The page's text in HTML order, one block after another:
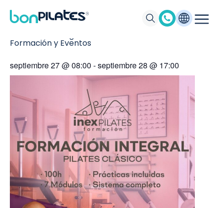
Formación y Eventos
septiembre 27@08:00 -septiembre 28 @ 17:00